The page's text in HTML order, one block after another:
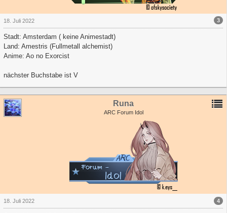
3
18. Juli 2022
Stadt: Amsterdam ( keine Animestadt)
Land: Amestris (Fullmetall alchemist)
Anime: Ao no Exorcist
nächster Buchstabe ist V
Runa
ARC Forum Idol
4
18. Juli 2022